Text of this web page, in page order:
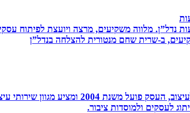
נדל”ן. מלווה משקיעים, מרצה ויועצת לפיתוח
ב-‏שרית שחם מנטורית להצלחה בנדל”ן‏
בטי ששון סטודיו לעיצוב,
לעסקים ולמוסדות ציבור.